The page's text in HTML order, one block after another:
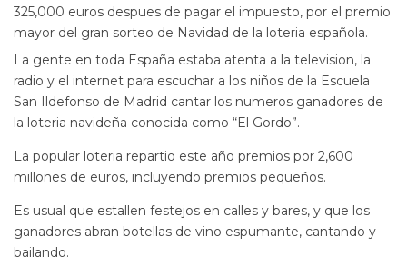
325,000 euros despues de pagar el impuesto, por el premio
mayor del gran sorteo de Navidad de la loteria española.
La gente en toda España estaba atenta a la television, la
radio y el internet para escuchar a los niños de la Escuela
San Ildefonso de Madrid cantar los numeros ganadores de
la loteria navideña conocida como “El Gordo”.
La popular loteria repartio este año premios por 2,600
millones de euros, incluyendo premios pequeños.
Es usual que estallen festejos en calles y bares, y que los
ganadores abran botellas de vino espumante, cantando y
bailando.